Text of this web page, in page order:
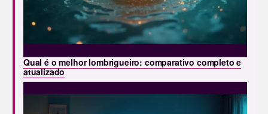
Qual é o melhor lombrigueiro: comparativo completo e
atualizado